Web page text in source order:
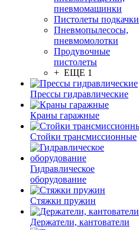
пневмомашинки
Пистолеты подкачки
Пневмопылесосы,
пневмомолотки
Продувочные
пистолеты
+ ЕЩЕ 1
Прессы гидравлические
Краны гаражные
Стойки трансмиссионные
Гидравлическое
оборудование
Стяжки пружин
Держатели, кантователи